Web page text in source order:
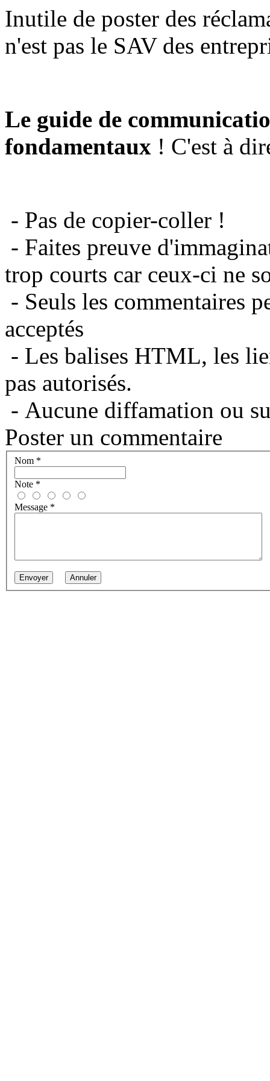
Inutile de poster des
n'est pas le SAV des
Le guide de
fondamentaux ! C'est à
- Pas de copier-coller !
- Faites preuve
trop courts car ceux-ci ne
- Seuls les commentaires
acceptés
- Les balises HTML, les
pas autorisés.
- Aucune diffamation ou
Poster un commentaire
Nom *
Note *
Message *